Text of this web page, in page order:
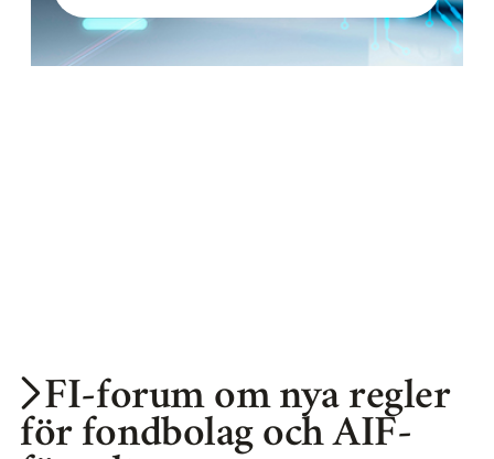
FI-forum om nya regler
för fondbolag och AIF-